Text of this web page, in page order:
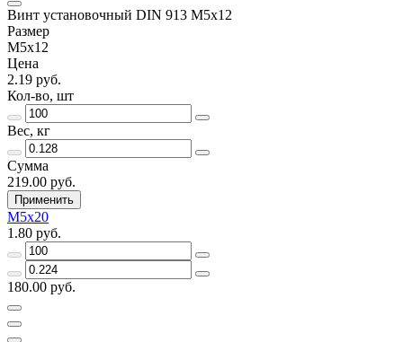
Винт установочный DIN 913 М5х12
Размер
М5х12
Цена
2.19 руб.
Кол-во, шт
Вес, кг
Сумма
219.00 руб.
Применить
М5х20
1.80 руб.
180.00 руб.